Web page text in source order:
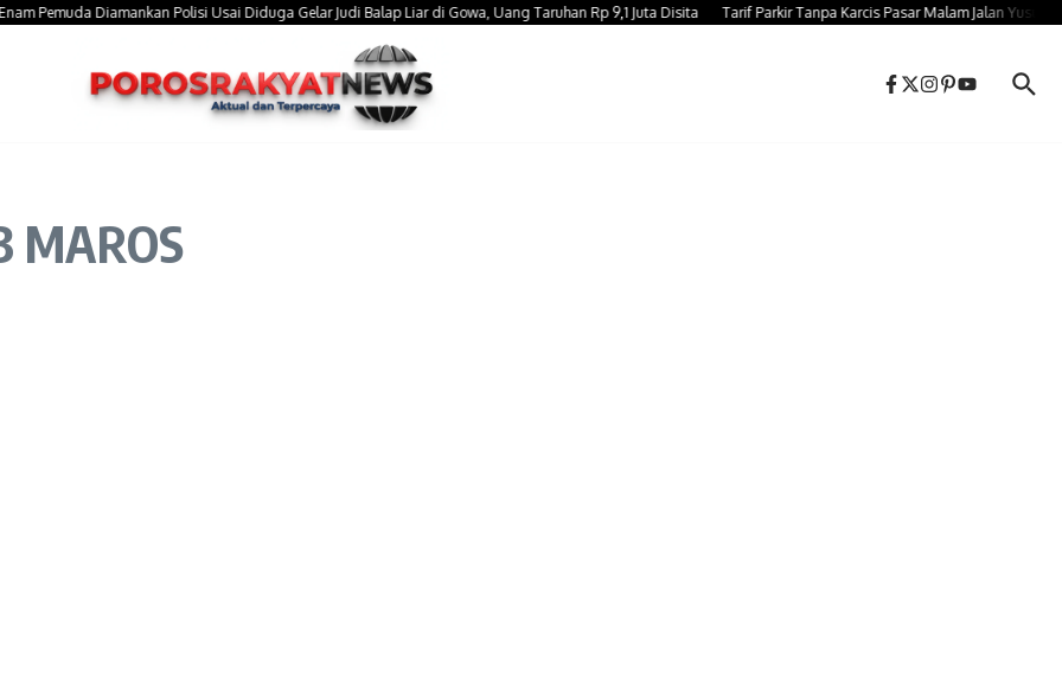
Diamankan Polisi Usai Diduga Gelar Judi Balap Liar di Gowa, Uang Taruhan Rp 9,1 Juta Disita Tarif Parkir Tanpa Karcis Pasar Malam Jalan Yusuf Bauty
MAROS